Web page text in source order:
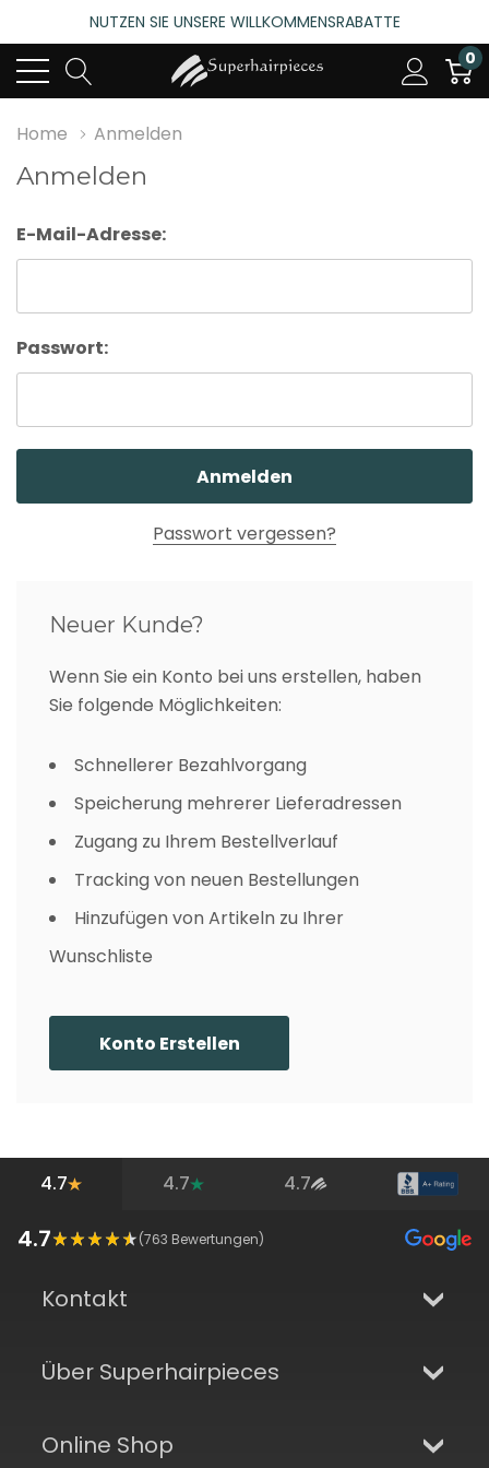
NUTZEN SIE UNSERE WILLKOMMENSRABATTE
(485 bewertungen)
NUTZEN SIE UNSERE WILLKOMMENSRABATTE
0
Home Anmelden
Anmelden
E-Mail-Adresse:
Passwort:
Passwort vergessen?
Neuer Kunde?
Wenn Sie ein Konto bei uns erstellen, haben
Sie folgende Möglichkeiten:
Schnellerer Bezahlvorgang
Speicherung mehrerer Lieferadressen
Zugang zu Ihrem Bestellverlauf
Tracking von neuen Bestellungen
Hinzufügen von Artikeln zu Ihrer
Wunschliste
Konto Erstellen
4.7 4.7 4.7
4.7 (763 Bewertungen)
Kontakt
Über Superhairpieces
Online Shop